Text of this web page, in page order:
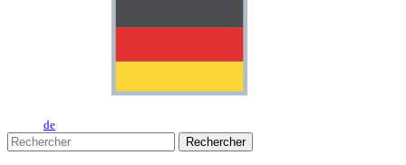
de
Rechercher